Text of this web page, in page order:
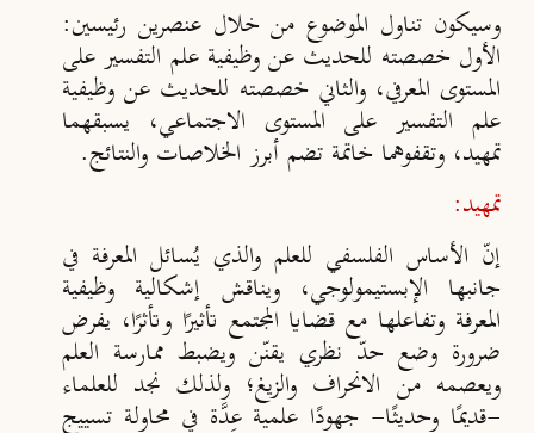
وسيكون تناول الموضوع من خلال عنصرين رئيسين:
الأول خصصته للحديث عن وظيفية علم التفسير على
المستوى المعرفي، والثاني خصصته للحديث عن وظيفية
علم التفسير على المستوى الاجتماعي، يسبقهما
تمهيد، وتقفوهما خاتمة تضم أبرز الخلاصات والنتائج.
تمهيد:
إنّ الأساس الفلسفي للعلم والذي يُسائل المعرفة في
جانبها الإبستيمولوجي، ويناقش إشكالية وظيفية
المعرفة وتفاعلها مع قضايا المجتمع تأثيرًا وتأثرًا، يفرض
ضرورة وضع حدّ نظري يقنّن ويضبط ممارسة العلم
ويعصمه من الانحراف والزيغ؛ ولذلك نجد للعلماء
-قديمًا وحديثًا- جهودًا علمية عِدَّة في محاولة تسييج